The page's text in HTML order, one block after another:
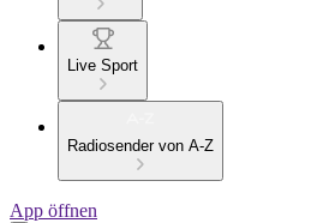
Live Sport
Radiosender von A-Z
App öffnen